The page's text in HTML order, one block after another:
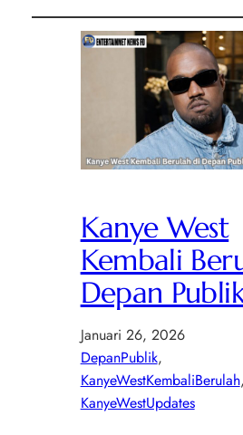
Kanye West
Kembali
Depan
Januari 26, 2026
DepanPublik
KanyeWestKembaliBerulah
KanyeWestUpdates